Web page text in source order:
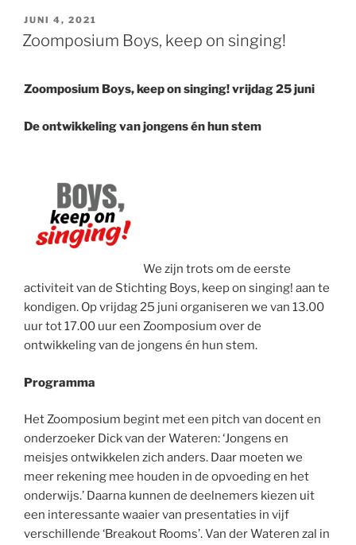
GEPLAATST
OP
JUNI 4, 2021
Zoomposium Boys, keep on singing!
Zoomposium Boys, keep on singing! vrijdag 25 juni
De ontwikkeling van jongens én hun stem
We zijn trots om de eerste
activiteit van de Stichting Boys, keep on singing! aan te
kondigen. Op vrijdag 25 juni organiseren we van 13.00
uur tot 17.00 uur een Zoomposium over de
ontwikkeling van de jongens én hun stem.
Programma
Het Zoomposium begint met een pitch van docent en
onderzoeker Dick van der Wateren: ‘Jongens en
meisjes ontwikkelen zich anders. Daar moeten we
meer rekening mee houden in de opvoeding en het
onderwijs.’ Daarna kunnen de deelnemers kiezen uit
een interessante waaier van presentaties in vijf
verschillende ‘Breakout Rooms’. Van der Wateren zal in